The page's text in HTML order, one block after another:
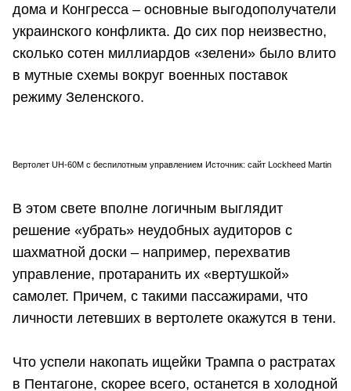
дома и Конгресса – основные выгодополучатели
украинского конфликта. До сих пор неизвестно,
сколько сотен миллиардов «зелени» было влито
в мутные схемы вокруг военных поставок
режиму Зеленского.
Вертолет UH-60M с беспилотным управлением Источник: сайт Lockheed Martin
В этом свете вполне логичным выглядит
решение «убрать» неудобных аудиторов с
шахматной доски – например, перехватив
управление, протаранить их «вертушкой»
самолет. Причем, с такими пассажирами, что
личности летевших в вертолете окажутся в тени.
Что успели накопать ищейки Трампа о растратах
в Пентагоне, скорее всего, останется в холодной